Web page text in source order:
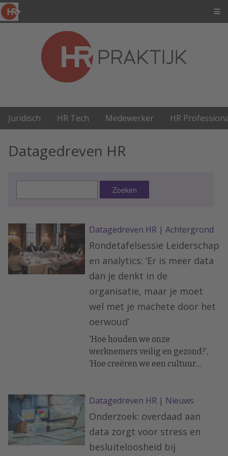
Juridisch HR Tech Medewerker HR
Datagedreven HR
Zoeken
Datagedreven HR | Achtergrond
Rondetafelsessie Leiderschap
en analytics: ‘Er is meer data
dan je denkt in de
organisatie, maar je moet
wel met je machete door het
oerwoud’
'Hoe houden we onze
werknemers veilig en gezond?’,
‘Hoe creëren we een cultuur
personeelsbestand met complexe
en veranderende behoeften
organisatie behouden?’. Deze
prangende vragen zien HR- en
Datagedreven HR | Nieuws
Onderzoek: overdaad aan
data zorgt voor stress en
besluiteloosheid bij